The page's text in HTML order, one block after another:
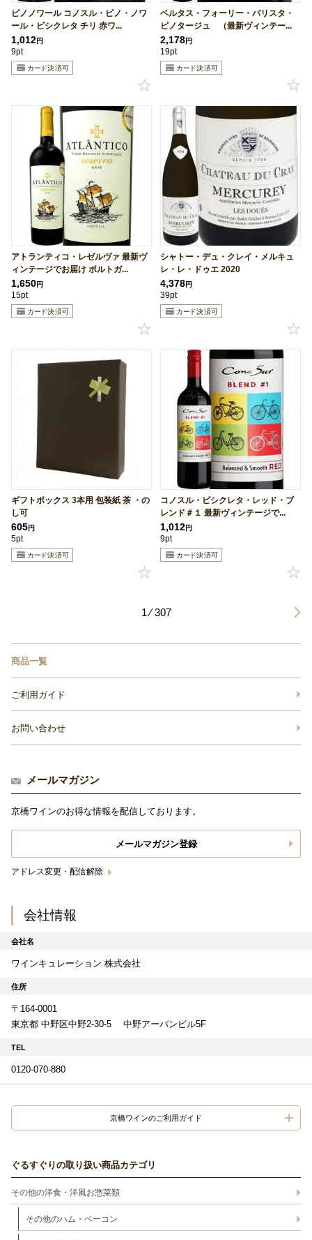
ピノノワール コノスル・ピノ・ノワ
ール・ビシクレタ チリ 赤ワ...
1,012円
9pt
ベルタス・フォーリー・バリスタ・
ピノタージュ （最新ヴィンテー...
2,178円
19pt
アトランティコ・レゼルヴァ 最新ヴ
ィンテージでお届け ポルトガ...
1,650円
15pt
シャトー・デュ・クレイ・メルキュ
レ・レ・ドゥエ 2020
4,378円
39pt
ギフトボックス 3本用 包装紙 茶 ・の
し可
605円
5pt
コノスル・ビシクレタ・レッド・ブ
レンド＃１ 最新ヴィンテージで...
1,012円
9pt
1 ⁄ 307
商品一覧
ご利用ガイド
お問い合わせ
メールマガジン
京橋ワインのお得な情報を配信しております。
メールマガジン登録
アドレス変更・配信解除
会社情報
会社名
ワインキュレーション 株式会社
住所
〒164-0001
東京都 中野区中野2-30-5 中野アーバンビル5F
TEL
0120-070-880
京橋ワインのご利用ガイド
ぐるすぐりの取り扱い商品カテゴリ
その他の洋食・洋風お惣菜類
その他のハム・ベーコン